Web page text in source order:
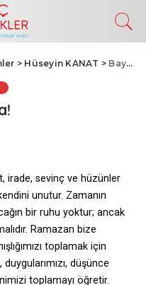
> Hüseyin KANAT > Bayramlar Bayram Ola!
irade, sevinç ve hüzünler
unutur. Zamanın
bir ruhu yoktur; ancak
Ramazan bize
toplamak için
düşünce
toplamayı öğretir.